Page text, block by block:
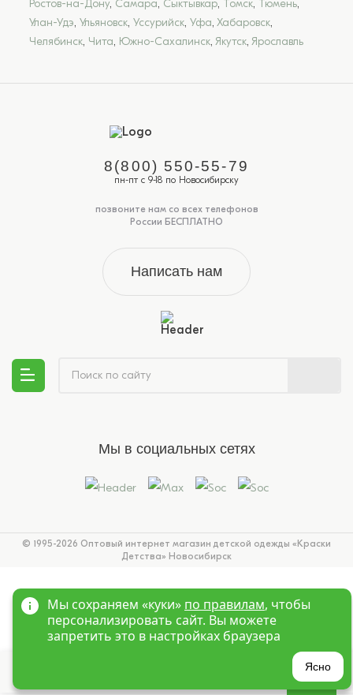
?
Ростов-на-Дону, Самара, Сыктывкар, Томск, Тюмень,
Улан-Удэ, Ульяновск, Уссурийск, Уфа, Хабаровск,
Челябинск, Чита, Южно-Сахалинск, Якутск, Ярославль
8(800) 550-55-79
пн-пт с 9-18 по Новосибирску
позвоните нам со всех телефонов
России БЕСПЛАТНО
Написать нам
Мы в социальных сетях
© 1995-2026 Оптовый интернет магазин детской одежды «Краски
Детства» Новосибирск
Мы сохраняем «куки» по правилам, чтобы
персонализировать сайт. Вы можете
запретить это в настройках браузера
Ясно